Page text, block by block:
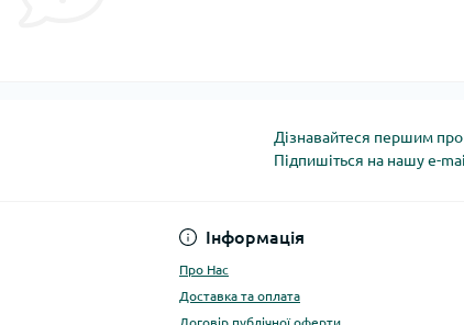
Дізнавайтеся першим про
Підпишіться на нашу e-
Інформація
Про Нас
Доставка та оплата